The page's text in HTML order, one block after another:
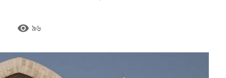
remove_red_eye ৯৬